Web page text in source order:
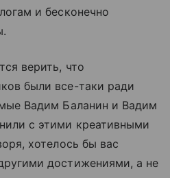
и бесконечно
верить, что
были все-таки ради
Вадим Баланин и Вадим
с этими креативными
хотелось бы вас
достижениями, а не